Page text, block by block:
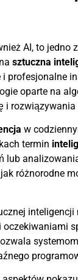
AI, to
sztuczna
profesjonalne
oparte na
i rozwiązywania
w
termin
różnorodne